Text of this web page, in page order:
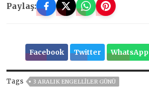
Paylaş:
Facebook Twitter WhatsApp
Tags 3 ARALIK ENGELLILER GÜNÜ